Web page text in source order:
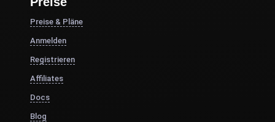
Preise & Pläne
Anmelden
Registrieren
Affiliates
Docs
Blog